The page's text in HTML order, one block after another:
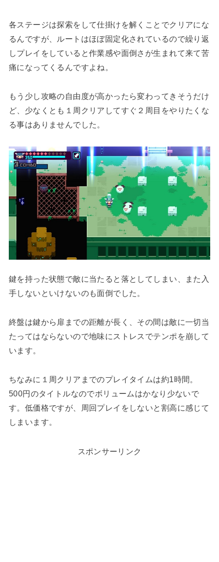
各ステージは探索をして仕掛けを解くことでクリアにな
るんですが、ルートはほぼ固定化されているので繰り返
しプレイをしていると作業感や面倒さが生まれて来て苦
痛になってくるんですよね。
もう少し攻略の自由度が高かったら変わってきそうだけ
ど、少なくとも１周クリアしてすぐ２周目をやりたくな
る事はありませんでした。
鍵を持った状態で敵に当たると落としてしまい、また入
手しないといけないのも面倒でした。
終盤は鍵から扉までの距離が長く、その間は敵に一切当
たってはならないので地味にストレスでテンポを崩して
います。
ちなみに１周クリアまでのプレイタイムは約1時間。
500円のタイトルなのでボリュームはかなり少ないで
す。低価格ですが、周回プレイをしないと割高に感じて
しまいます。
スポンサーリンク